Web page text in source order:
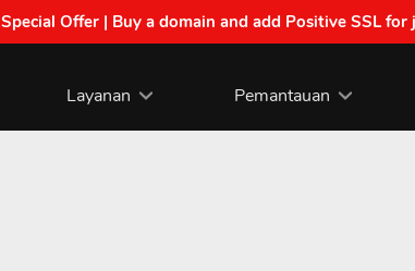
Special Offer | Buy a domain and add Positive SSL
Layanan Pemantauan